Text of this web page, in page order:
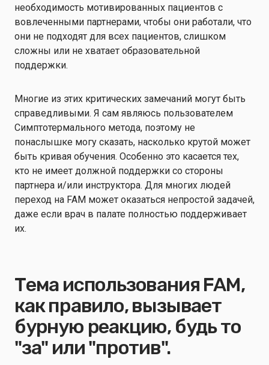
необходимость мотивированных пациентов с
вовлеченными партнерами, чтобы они работали, что
они не подходят для всех пациентов, слишком
сложны или не хватает образовательной
поддержки.
Многие из этих критических замечаний могут быть
справедливыми. Я сам являюсь пользователем
Симптотермального метода, поэтому не
понаслышке могу сказать, насколько крутой может
быть кривая обучения. Особенно это касается тех,
кто не имеет должной поддержки со стороны
партнера и/или инструктора. Для многих людей
переход на FAM может оказаться непростой задачей,
даже если врач в палате полностью поддерживает
их.
Тема использования FAM,
как правило, вызывает
бурную реакцию, будь то
"за" или "против".